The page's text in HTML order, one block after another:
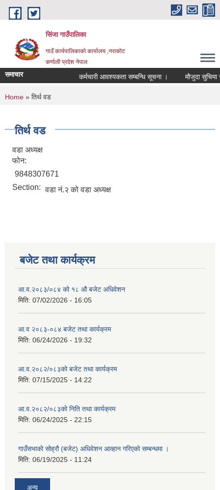
Skip to main content
सिंजा गाउँपालिका
गाउँ कार्यपालिकाको कार्यालय ,नराकोट
कर्णाली प्रदेश नेपाल
समाचार कर्मचारी आवश्यकता सम्बन्धि सूचना । मौजुदा सुचिमा
You are here
Home » तिर्थ वड
तिर्थ वड
वडा अध्यक्ष
फोन:
9848307671
Section: वडा नं.२ को वडा अध्यक्ष
बजेट तथा कार्यक्रम
आ.व.२०८३/०८४ को १८ ‍औ बजेट अधिवेशन
मिति: 07/02/2026 - 16:05
आ.व २०८३-०८४ बजेट तथा कार्यक्रम
मिति: 06/24/2026 - 19:32
आ.व.२०८२/०८३को बजेट तथा कार्यक्रम
मिति: 07/15/2025 - 14:22
आ.व.२०८२/०८३को निति तथा कार्यक्रम
मिति: 06/24/2025 - 22:15
गाउँसभाको सोह्रौ (बजेट) अधिवेशन आव्हान गरिएको सम्बन्धमा ।
मिति: 06/19/2025 - 11:24
अन्य